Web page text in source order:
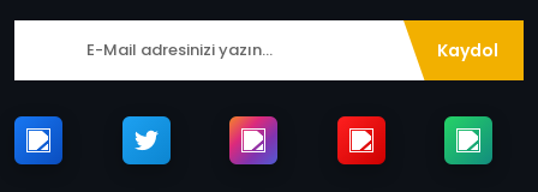
Kaydol